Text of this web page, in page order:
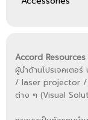
Accord Resources
ผู้นำด้านโปรเจคเ
/ laser projector /
ต่าง ๆ (Visual